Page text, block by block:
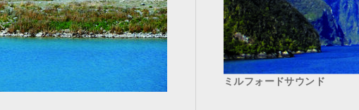
ミルフォードサウンド